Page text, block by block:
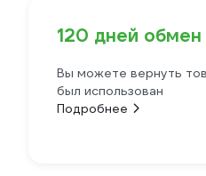
120 дней обмен
Вы можете вернуть
был использован
Подробнее